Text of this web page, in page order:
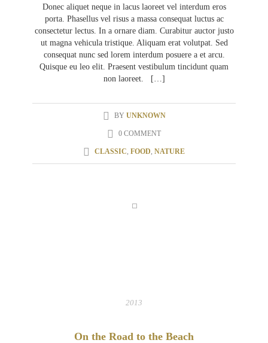
Donec aliquet neque in lacus laoreet vel interdum eros
porta. Phasellus vel risus a massa consequat luctus ac
consectetur lectus. In a ornare diam. Curabitur auctor justo
ut magna vehicula tristique. Aliquam erat volutpat. Sed
consequat nunc sed lorem interdum posuere a et arcu.
Quisque eu leo elit. Praesent vestibulum tincidunt quam
non laoreet. […]
BY UNKNOWN
0 COMMENT
CLASSIC, FOOD, NATURE
2013
On the Road to the Beach